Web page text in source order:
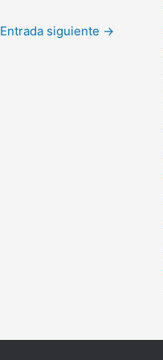
Entrada siguiente →